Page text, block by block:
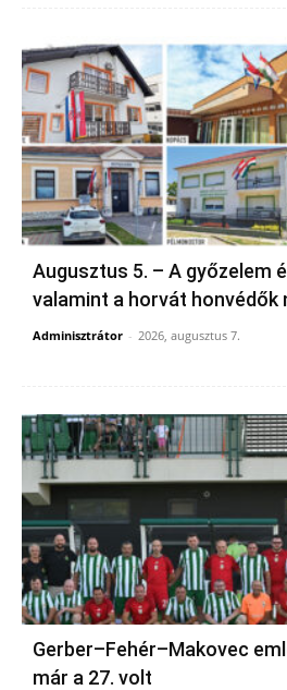
Augusztus 5. – A győzelem
valamint a horvát honvédők
Adminisztrátor - 2026, augusztus 7.
Gerber–Fehér–Makovec
már a 27. volt